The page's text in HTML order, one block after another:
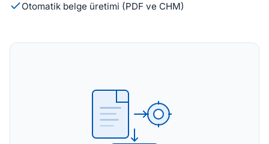
Otomatik belge üretimi (PDF ve CHM)